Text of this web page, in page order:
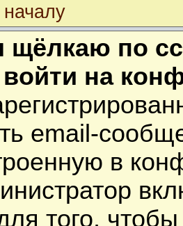
щёлкаю по
на
email-
в
того,